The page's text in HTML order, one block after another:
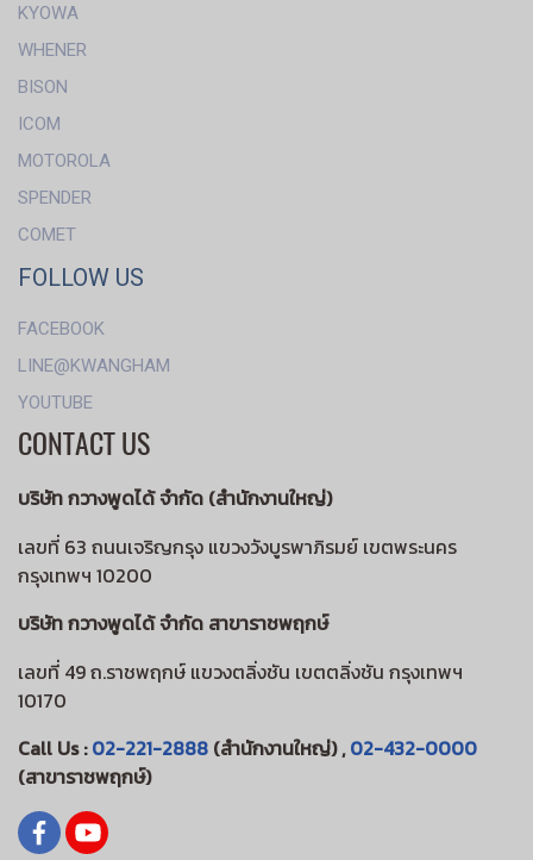
KYOWA
WHENER
BISON
ICOM
MOTOROLA
SPENDER
COMET
FOLLOW US
FACEBOOK
LINE@KWANGHAM
YOUTUBE
CONTACT US
บริษัท กวางพูดได้ จำกัด (สำนักงานใหญ่)
เลขที่ 63 ถนนเจริญกรุง แขวงวังบูรพาภิรมย์ เขตพระนคร
กรุงเทพฯ 10200
บริษัท กวางพูดได้ จำกัด สาขาราชพฤกษ์
เลขที่ 49 ถ.ราชพฤกษ์ แขวงตลิ่งชัน เขตตลิ่งชัน กรุงเทพฯ
10170
Call Us :02-221-2888 (สำนักงานใหญ่) ,02-432-0000
(สาขาราชพฤกษ์)